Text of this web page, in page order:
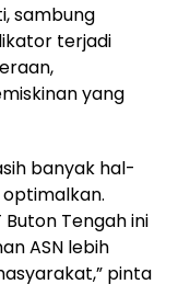
sambung
terjadi
yang
banyak hal-
Tengah ini
ASN lebih
pinta